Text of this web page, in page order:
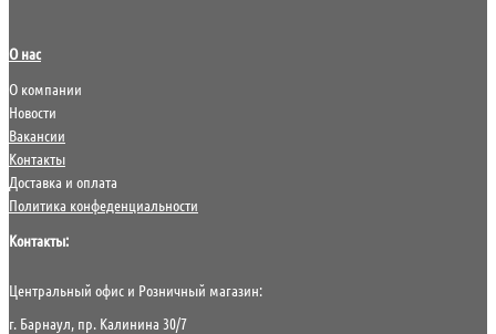
О нас
О компании
Новости
Вакансии
Контакты
Доставка и оплата
Политика конфеденциальности
Контакты:
Центральный офис и Розничный магазин:
г. Барнаул, пр. Калинина 30/7